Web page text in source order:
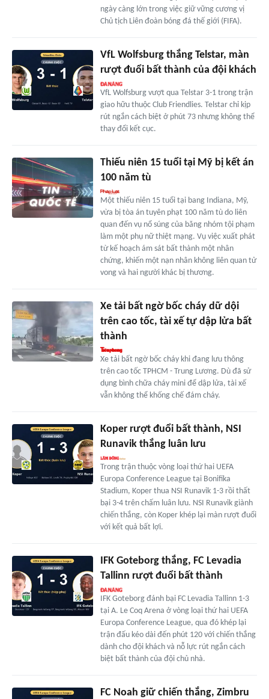
ngày càng lớn trong việc giữ vững cương vị
Chủ tịch Liên đoàn bóng đá thế giới (FIFA).
VfL Wolfsburg thắng Telstar, màn
rượt đuổi bất thành của đội khách
VfL Wolfsburg vượt qua Telstar 3-1 trong trận
giao hữu thuộc Club Friendlies. Telstar chỉ kịp
rút ngắn cách biệt ở phút 73 nhưng không thể
thay đổi kết cục.
Thiếu niên 15 tuổi tại Mỹ bị kết án
100 năm tù
Một thiếu niên 15 tuổi tại bang Indiana, Mỹ,
vừa bị tòa án tuyên phạt 100 năm tù do liên
quan đến vụ nổ súng của băng nhóm tội phạm
làm một phụ nữ thiệt mạng. Vụ việc xuất phát
từ kế hoạch ám sát bất thành một nhân
chứng, khiến một nạn nhân không liên quan tử
vong và hai người khác bị thương.
Xe tải bất ngờ bốc cháy dữ dội
trên cao tốc, tài xế tự dập lửa bất
thành
Xe tải bất ngờ bốc cháy khi đang lưu thông
trên cao tốc TPHCM - Trung Lương. Dù đã sử
dụng bình chữa cháy mini để dập lửa, tài xế
vẫn không thể khống chế đám cháy.
Koper rượt đuổi bất thành, NSI
Runavik thắng luân lưu
Trong trận thuộc vòng loại thứ hai UEFA
Europa Conference League tại Bonifika
Stadium, Koper thua NSI Runavik 1-3 rồi thất
bại 3-4 trên chấm luân lưu. NSI Runavik giành
chiến thắng, còn Koper khép lại màn rượt đuổi
với kết quả bất lợi.
IFK Goteborg thắng, FC Levadia
Tallinn rượt đuổi bất thành
IFK Goteborg đánh bại FC Levadia Tallinn 1-3
tại A. Le Coq Arena ở vòng loại thứ hai UEFA
Europa Conference League, qua đó khép lại
trận đấu kéo dài đến phút 120 với chiến thắng
dành cho đội khách và nỗ lực rút ngắn cách
biệt bất thành của đội chủ nhà.
FC Noah giữ chiến thắng, Zimbru